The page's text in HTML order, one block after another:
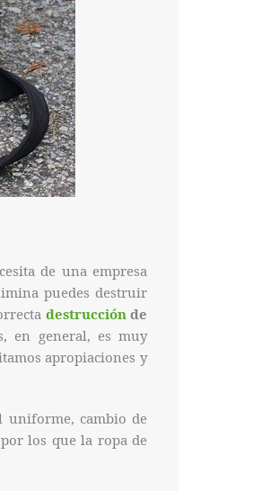
de una empresa
puedes destruir
destrucciónde
en general, es muy
apropiaciones y
uniforme, cambio de
los que la ropa de